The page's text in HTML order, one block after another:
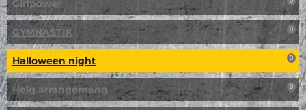
Girlpower
GYMNASTIK 0
Halloween night 0
Helg arrangemang 0